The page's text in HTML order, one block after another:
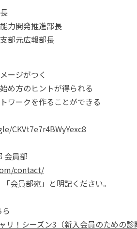
力開発推進部長
元広報部長
ージがつく
め方のヒントが得られる
ワークを作ることができる
CKVt7e7r4BWyYexc8
会員部
contact/
会員部宛」と明記ください。
リ！シーズン3（新入会員のための